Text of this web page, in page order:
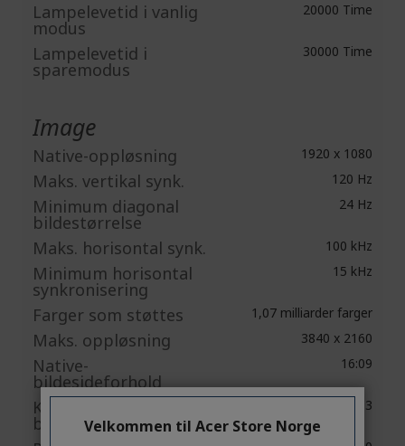
Lampelevetid i vanlig
modus
20000 Time
Lampelevetid i
sparemodus
30000 Time
Image
Native-oppløsning 1920 x 1080
Maks. vertikal synk. 120 Hz
Minimum diagonal
bildestørrelse
24 Hz
Maks. horisontal synk. 100 kHz
Minimum horisontal
synkronisering
15 kHz
Farger som støttes 1,07 milliarder farger
Maks. oppløsning 3840 x 2160
Native-
bildesideforhold
16:09
Kompatibelt
bildesideforhold
4:03
Velkommen til Acer Store Norge